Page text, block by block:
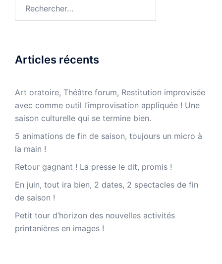
Articles récents
Art oratoire, Théâtre forum, Restitution improvisée
avec comme outil l’improvisation appliquée ! Une
saison culturelle qui se termine bien.
5 animations de fin de saison, toujours un micro à
la main !
Retour gagnant ! La presse le dit, promis !
En juin, tout ira bien, 2 dates, 2 spectacles de fin
de saison !
Petit tour d’horizon des nouvelles activités
printanières en images !